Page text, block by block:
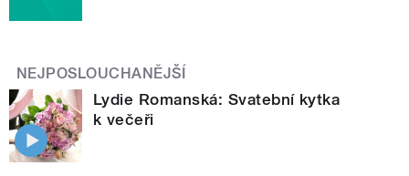
NEJPOSLOUCHANĚJŠÍ
Lydie Romanská: Svatební kytka
k večeři